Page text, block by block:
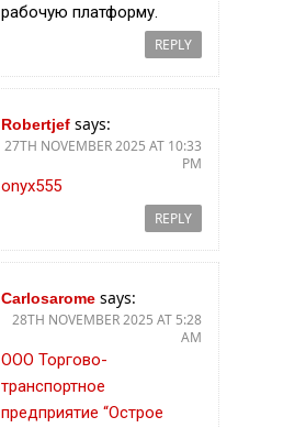
рабочую платформу.
REPLY
Robertjef says:
27TH NOVEMBER 2025 AT 10:33
PM
onyx555
REPLY
Carlosarome says:
28TH NOVEMBER 2025 AT 5:28
AM
ООО Торгово-
транспортное
предприятие “Острое